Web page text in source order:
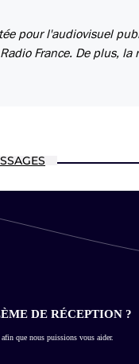
pour l'audiovisuel
France. De plus,
DE RÉCEPTION ?
que nous puissions vous aider.